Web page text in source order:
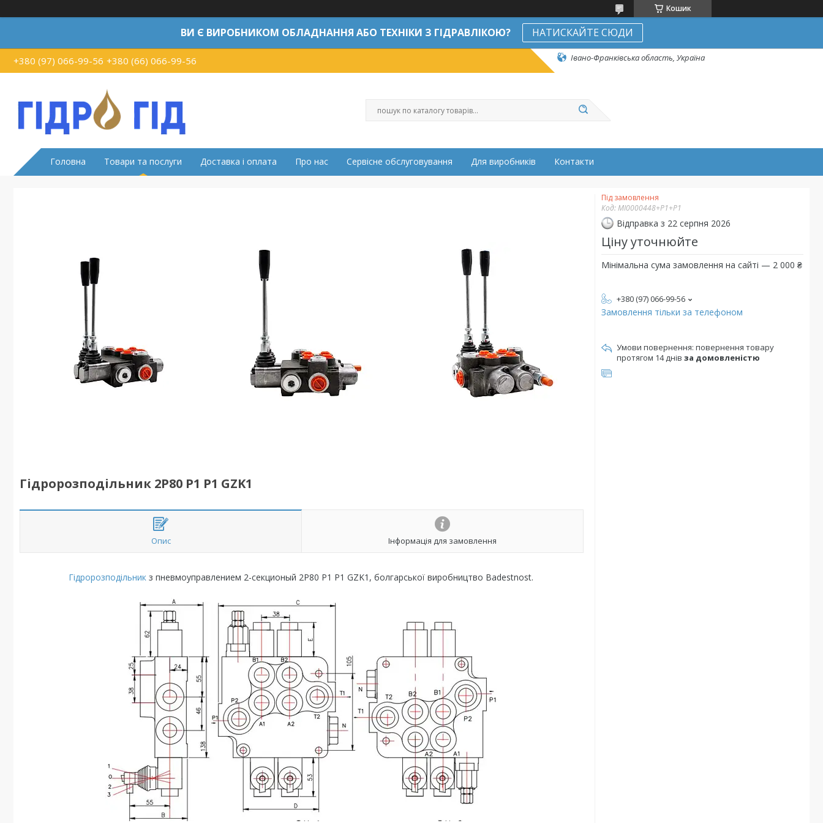
Кошик
ВИ Є ВИРОБНИКОМ ОБЛАДНАННЯ АБО ТЕХНІКИ З ГІДРАВЛІКОЮ? НАТИСКАЙТЕ СЮДИ
+380 (97) 066-99-56 +380 (66) 066-99-56 Івано-Франківська область, Україна
Головна Товари та послуги Доставка і оплата Про нас Сервісне обслуговування Для виробників Контакти
Гідророзподільник 2P80 P1 P1 GZK1
Опис Інформація для замовлення
Гідророзподільник з пневмоуправлением 2-секционый 2P80 P1 P1 GZK1, болгарської виробництво Badestnost.
Під замовлення
Код:MI0000448+Р1+Р1
Відправка з 22 серпня 2026
Ціну уточнюйте
Мінімальна сума замовлення на сайті — 2 000 ₴
+380 (97) 066-99-56
Замовлення тільки за телефоном
повернення товару
протягом 14 днів за домовленістю